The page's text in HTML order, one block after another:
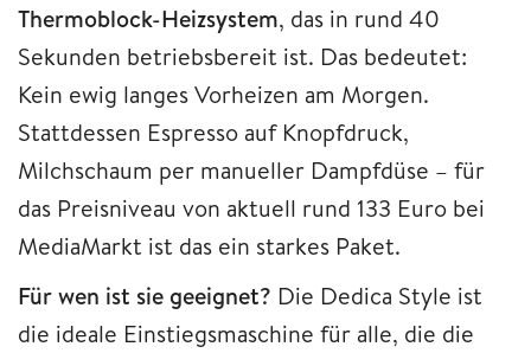
Thermoblock-Heizsystem, das in rund 40
Sekunden betriebsbereit ist. Das bedeutet:
Kein ewig langes Vorheizen am Morgen.
Stattdessen Espresso auf Knopfdruck,
Milchschaum per manueller Dampfdüse – für
das Preisniveau von aktuell rund 133 Euro bei
MediaMarkt ist das ein starkes Paket.
Für wen ist sie geeignet? Die Dedica Style ist
die ideale Einstiegsmaschine für alle, die die